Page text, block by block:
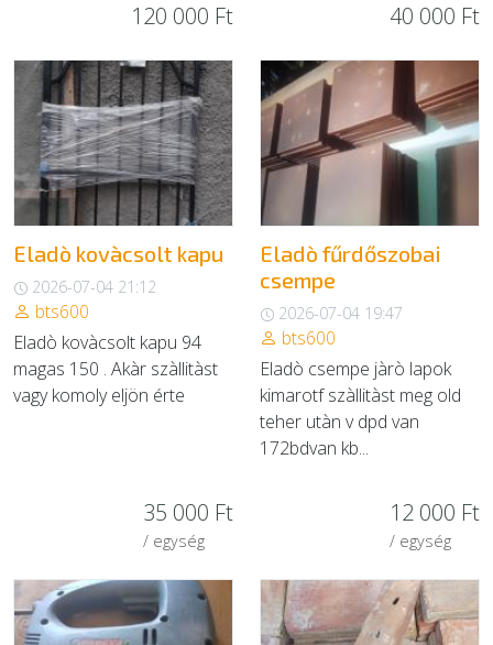
120 000 Ft 40 000 Ft
Eladò kovàcsolt kapu
2026-07-04 21:12
bts600
Eladò kovàcsolt kapu 94
magas 150 . Akàr szàllitàst
vagy komoly eljön érte
35 000 Ft
/ egység
Eladò fűrdőszobai
csempe
2026-07-04 19:47
bts600
Eladò csempe jàrò lapok
kimarotf szàllitàst meg old
teher utàn v dpd van
172bdvan kb...
12 000 Ft
/ egység